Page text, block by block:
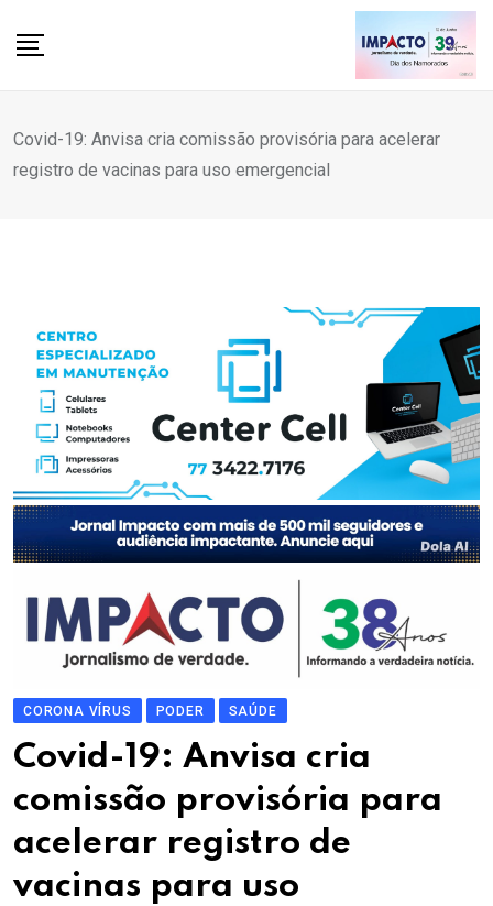
Covid-19: Anvisa cria comissão provisória para acelerar
registro de vacinas para uso emergencial
CORONA VÍRUS PODER SAÚDE
Covid-19: Anvisa cria
comissão provisória para
acelerar registro de
vacinas para uso